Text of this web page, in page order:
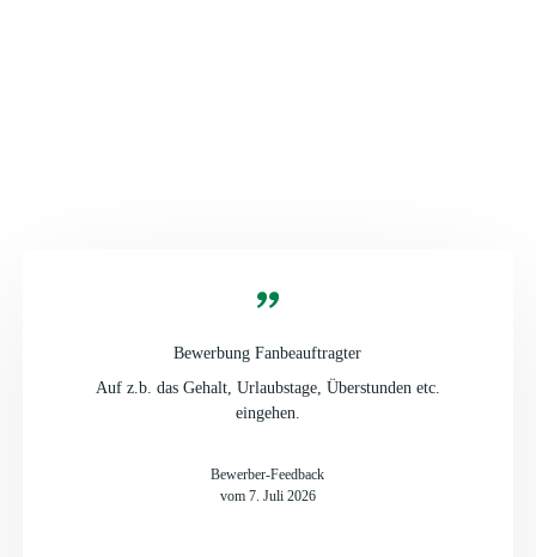
Bewerbung Fanbeauftragter
Auf z.b. das Gehalt, Urlaubstage, Überstunden etc.
eingehen.
Bewerber-Feedback
vom 7. Juli 2026